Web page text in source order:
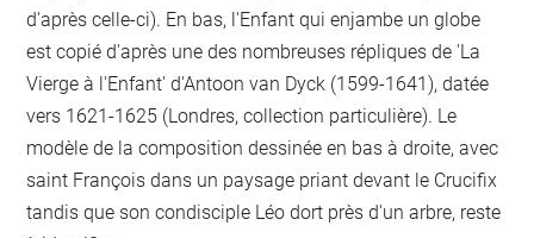
d'après celle-ci). En bas, l'Enfant qui enjambe un globe
est copié d'après une des nombreuses répliques de 'La
Vierge à l'Enfant' d'Antoon van Dyck (1599-1641), datée
vers 1621-1625 (Londres, collection particulière). Le
modèle de la composition dessinée en bas à droite, avec
saint François dans un paysage priant devant le Crucifix
tandis que son condisciple Léo dort près d'un arbre, reste